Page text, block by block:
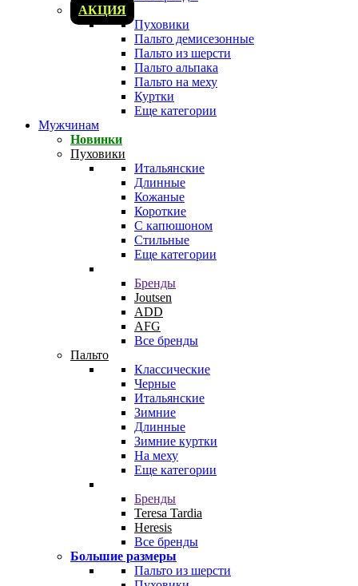
АКЦИЯ
Пуховики
Пальто демисезонные
Пальто из шерсти
Пальто альпака
Пальто на меху
Куртки
Еще категории
Мужчинам
Новинки
Пуховики
Итальянские
Длинные
Кожаные
Короткие
С капюшоном
Стильные
Еще категории
Бренды
Joutsen
ADD
AFG
Все бренды
Пальто
Классические
Черные
Итальянские
Зимние
Длинные
Зимние куртки
На меху
Еще категории
Бренды
Teresa Tardia
Heresis
Все бренды
Большие размеры
Пальто из шерсти